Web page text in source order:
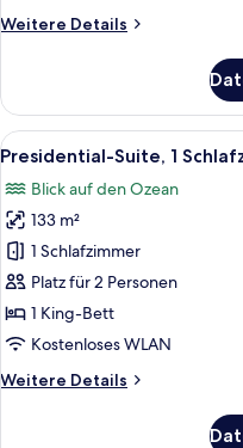
(Balcony)
Weitere Details
Weitere
Suite,
1 King-
Bett,
Meerblick
(Balcony)
Alle
Fotos
für
Presidential-
Suite,
1
Schlafzimmer,
Meerblick
anzeigen
16
Presidential-Suite, 1
Blick auf den Ozean
133 m²
1 Schlafzimmer
Platz für 2 Personen
1 King-Bett
Kostenloses WLAN
Weitere Details
Weitere